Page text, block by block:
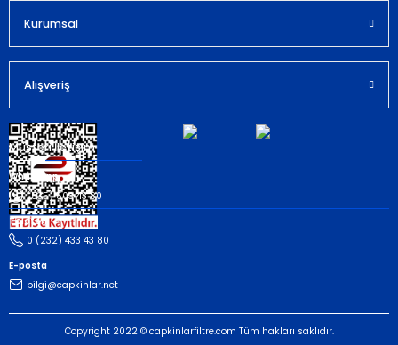
Kurumsal
Alışveriş
Müşteri İletişim
Whatsapp
(535) 503 43 80
Telefon
0 (232) 433 43 80
E-posta
bilgi@capkinlar.net
Copyright 2022 © capkinlarfiltre.com Tüm hakları saklıdır.